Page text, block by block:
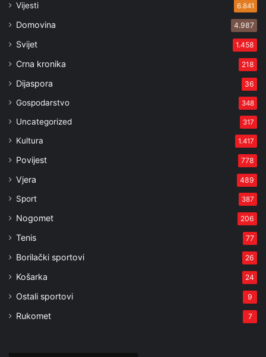
Vijesti 6.841
Domovina 4.987
Svijet 1.458
Crna kronika 218
Dijaspora 36
Gospodarstvo 348
Uncategorized 317
Kultura 1.417
Povijest 778
Vjera 489
Sport 387
Nogomet 206
Tenis 77
Borilački sportovi 26
Košarka 24
Ostali sportovi 9
Rukomet 7